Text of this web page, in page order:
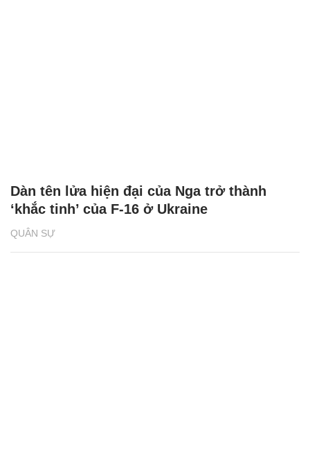
QUÂN SỰ
Dàn tên lửa hiện đại của Nga trở thành
‘khắc tinh’ của F-16 ở Ukraine